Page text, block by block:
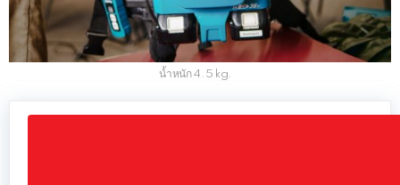
น้ำหนัก 4.5 kg.